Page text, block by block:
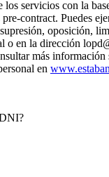
los servicios con la
contract. Puedes
oposición,
o en la dirección
más información
en